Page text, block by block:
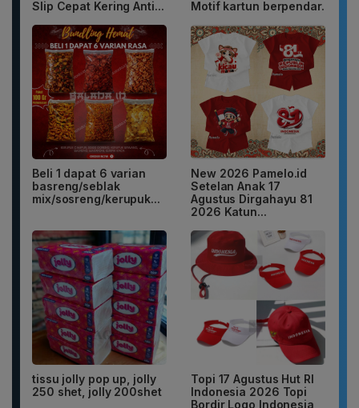
Slip Cepat Kering Anti...
Motif kartun berpendar.
Beli 1 dapat 6 varian
basreng/seblak
mix/sosreng/kerupuk...
New 2026 Pamelo.id
Setelan Anak 17
Agustus Dirgahayu 81
2026 Katun...
tissu jolly pop up, jolly
250 shet, jolly 200shet
Topi 17 Agustus Hut RI
Indonesia 2026 Topi
Bordir Logo Indonesia